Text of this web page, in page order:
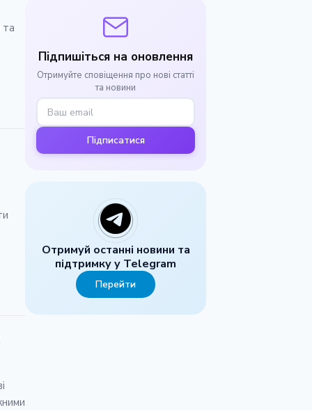
Підпишіться на оновлення
Отримуйте сповіщення про нові статті
та новини
Підписатися
Отримуй останні новини та
підтримку у Telegram
Перейти